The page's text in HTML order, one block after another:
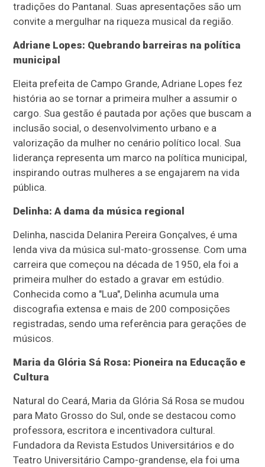
tradições do Pantanal. Suas apresentações são um
convite a mergulhar na riqueza musical da região.
Adriane Lopes: Quebrando barreiras na política
municipal
Eleita prefeita de Campo Grande, Adriane Lopes fez
história ao se tornar a primeira mulher a assumir o
cargo. Sua gestão é pautada por ações que buscam a
inclusão social, o desenvolvimento urbano e a
valorização da mulher no cenário político local. Sua
liderança representa um marco na política municipal,
inspirando outras mulheres a se engajarem na vida
pública.
Delinha: A dama da música regional
Delinha, nascida Delanira Pereira Gonçalves, é uma
lenda viva da música sul-mato-grossense. Com uma
carreira que começou na década de 1950, ela foi a
primeira mulher do estado a gravar em estúdio.
Conhecida como a "Lua", Delinha acumula uma
discografia extensa e mais de 200 composições
registradas, sendo uma referência para gerações de
músicos.
Maria da Glória Sá Rosa: Pioneira na Educação e
Cultura
Natural do Ceará, Maria da Glória Sá Rosa se mudou
para Mato Grosso do Sul, onde se destacou como
professora, escritora e incentivadora cultural.
Fundadora da Revista Estudos Universitários e do
Teatro Universitário Campo-grandense, ela foi uma